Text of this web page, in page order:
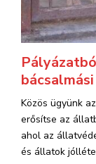
Közös ügyünk
erősítse az
ahol az
és állatok